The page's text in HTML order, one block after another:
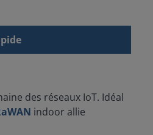
des réseaux IoT. Idéal
indoor allie